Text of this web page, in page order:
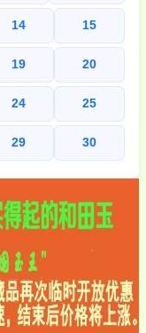
14 15
19 20
24 25
29 30